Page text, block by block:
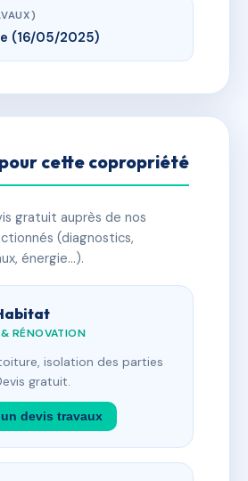
(16/05/2025)
cette copropriété
gratuit auprès de nos
(diagnostics,
énergie…).
RÉNOVATION
isolation des parties
gratuit.
un devis travaux